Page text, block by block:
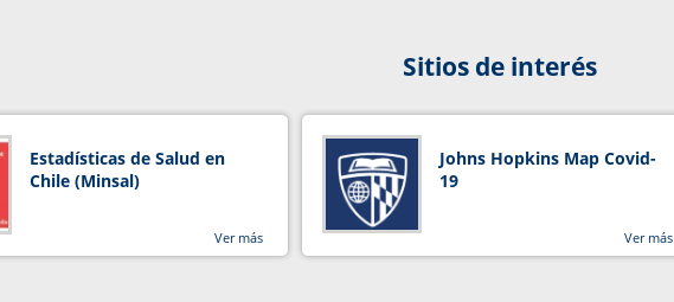
Sitios de interés
Estadísticas de Salud en
Chile (Minsal)
Ver más
Johns Hopkins Map Covid-
19
Ver más